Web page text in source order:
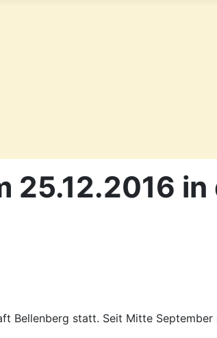
25.12.2016
Bellenberg statt. Seit Mitte